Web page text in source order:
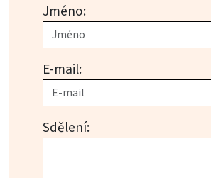
Jméno:
E-mail:
Sdělení: